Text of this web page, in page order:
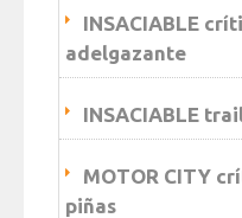
INSACIABLE
adelgazante
INSACIABLE
MOTOR CITY
piñas